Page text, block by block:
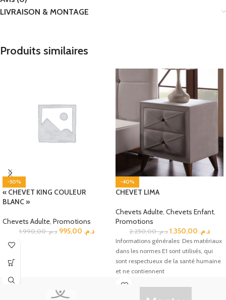
LIVRAISON & MONTAGE
Produits similaires
-50%
« CHEVET KING COULEUR
BLANC »
Chevets Adulte, Promotions
د.م.1.990,00 د.م.
-40%
CHEVET LIMA
Chevets Adulte, Chevets Enfant,
Promotions
د.م.2.250,00 د.م.
Informations générales: Des matériaux
dans les normes E1 sont utilisés, qui
sont respectueux de la santé humaine
et ne contiennent